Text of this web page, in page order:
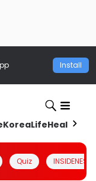
Install
KoreaLifeHealth
Quiz INSIDENESIA